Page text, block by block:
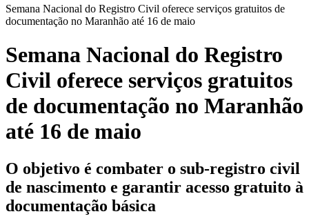
Semana Nacional do Registro Civil oferece serviços gratuitos de
documentação no Maranhão até 16 de maio
Semana Nacional do Registro
Civil oferece serviços gratuitos
de documentação no Maranhão
até 16 de maio
O objetivo é combater o sub-registro civil
de nascimento e garantir acesso gratuito à
documentação básica